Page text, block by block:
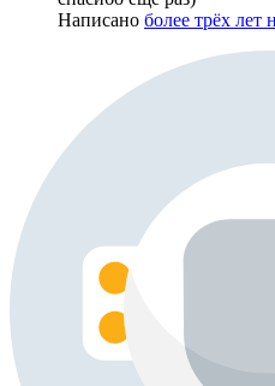
Написано более трёх лет